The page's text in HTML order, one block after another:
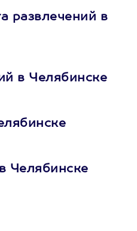
развлечений в
в Челябинске
Челябинске